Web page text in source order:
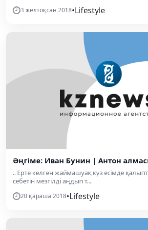
3 желтоқсан 2018•Lifestyle
Әңгіме: Иван Бунин | Антон
.. Ерте келген жаймашуақ күз есімде
себетін мезгілді аңдып т...
20 қараша 2018•Lifestyle